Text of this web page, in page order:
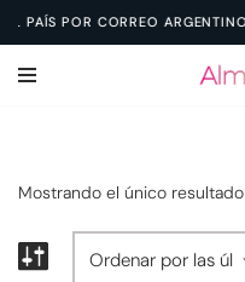
Ir
PAÍS POR CORREO ARGENTINO
Mostrando el único resultado